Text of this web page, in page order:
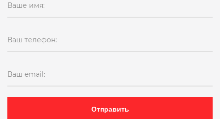
Ваше имя:
Ваш телефон:
Ваш email:
Отправить